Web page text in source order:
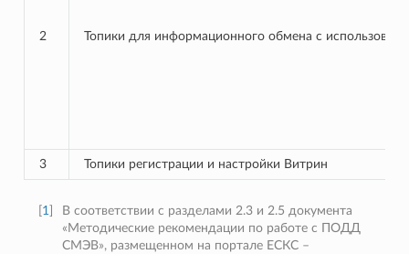
2 Топики для информационного обмена с
3 Топики регистрации и настройки Витрин
1]
В соответствии с разделами 2.3 и 2.5 документа
«Методические рекомендации по работе с ПОДД
СМЭВ», размещенном на портале ЕСКС –